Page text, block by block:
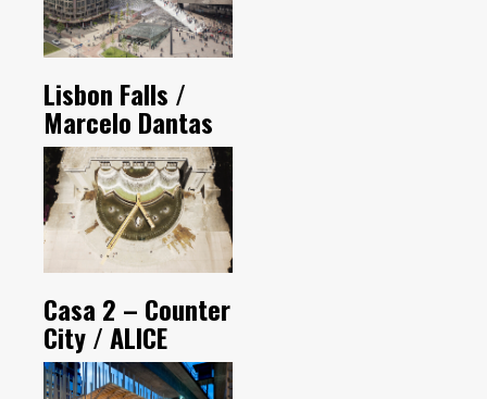
Lisbon Falls /
Marcelo Dantas
Casa 2 – Counter
City / ALICE